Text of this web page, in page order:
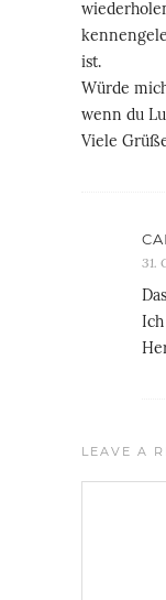
ist.
Würde
wenn du
Viele
31.
LEAVE A